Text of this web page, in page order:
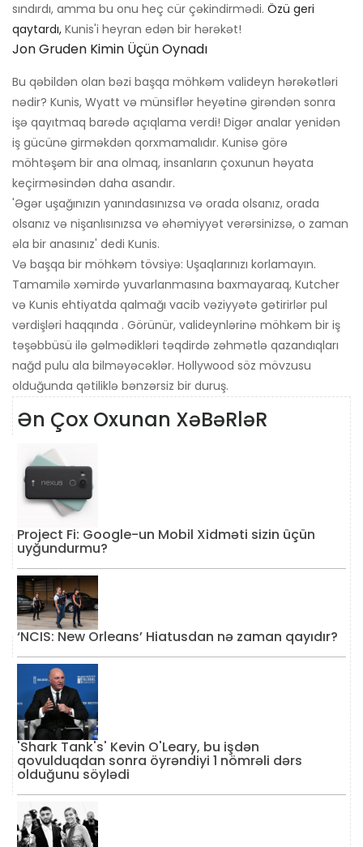
sındırdı, amma bu onu heç cür çəkindirmədi. Özü geri
qaytardı, Kunis'i heyran edən bir hərəkət!
Jon Gruden Kimin Üçün Oynadı
Bu qəbildən olan bəzi başqa möhkəm valideyn hərəkətləri
nədir? Kunis, Wyatt və münsiflər heyətinə girəndən sonra
işə qayıtmaq barədə açıqlama verdi! Digər analar yenidən
iş gücünə girməkdən qorxmamalıdır. Kunisə görə
möhtəşəm bir ana olmaq, insanların çoxunun həyata
keçirməsindən daha asandır.
'Əgər uşağınızın yanındasınızsa və orada olsanız, orada
olsanız və nişanlısınızsa və əhəmiyyət verərsinizsə, o zaman
əla bir anasınız' dedi Kunis.
Və başqa bir möhkəm tövsiyə: Uşaqlarınızı korlamayın.
Tamamilə xəmirdə yuvarlanmasına baxmayaraq, Kutcher
və Kunis ehtiyatda qalmağı vacib vəziyyətə gətirirlər pul
vərdişləri haqqında . Görünür, valideynlərinə möhkəm bir iş
təşəbbüsü ilə gəlmədikləri təqdirdə zəhmətlə qazandıqları
nağd pulu ala bilməyəcəklər. Hollywood söz mövzusu
olduğunda qətiliklə bənzərsiz bir duruş.
Ən Çox Oxunan XəBəRləR
Project Fi: Google-un Mobil Xidməti sizin üçün
uyğundurmu?
‘NCIS: New Orleans’ Hiatusdan nə zaman qayıdır?
'Shark Tank's' Kevin O'Leary, bu işdən
qovulduqdan sonra öyrəndiyi 1 nömrəli dərs
olduğunu söylədi